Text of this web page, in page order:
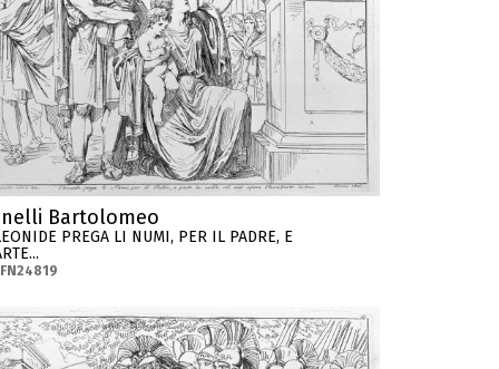
Bartolomeo
PREGA LI NUMI, PER IL PADRE, E